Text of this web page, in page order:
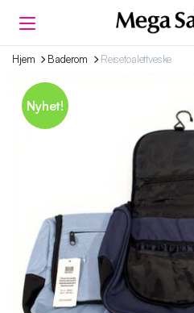
Hjem Baderom Reisetoalettveske
Nyhet!